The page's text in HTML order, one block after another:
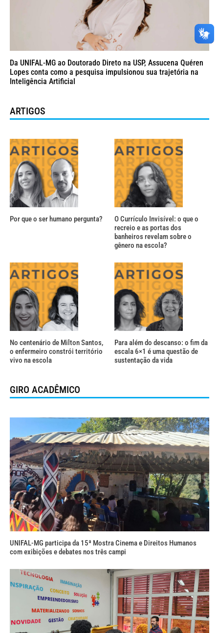
Da UNIFAL-MG ao Doutorado Direto na USP, Assucena Quéren
Lopes conta como a pesquisa impulsionou sua trajetória na
Inteligência Artificial
ARTIGOS
Por que o ser humano pergunta?
O Currículo Invisível: o que o
recreio e as portas dos
banheiros revelam sobre o
gênero na escola?
No centenário de Milton Santos,
o enfermeiro constrói território
vivo na escola
Para além do descanso: o fim da
escala 6×1 é uma questão de
sustentação da vida
GIRO ACADÊMICO
UNIFAL-MG participa da 15ª Mostra Cinema e Direitos Humanos
com exibições e debates nos três campi